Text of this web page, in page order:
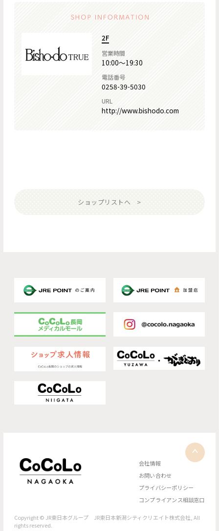
2F
営業時間
10:00～19:30
電話番号
0258-39-5030
URL
http://www.bishodo.com
ショップリストへ
会社情報
お問い合わせ
プライバシーポリシー
コンプライアンス相談窓口
Copyright © JR東日本グループ JR東日本新潟シティクリエイト株式会社, All
rights reserved.